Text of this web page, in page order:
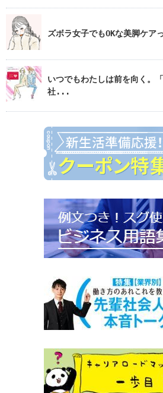
ズボラ女子でもOKな美脚ケア
いつでもわたしは前を向く。
社...